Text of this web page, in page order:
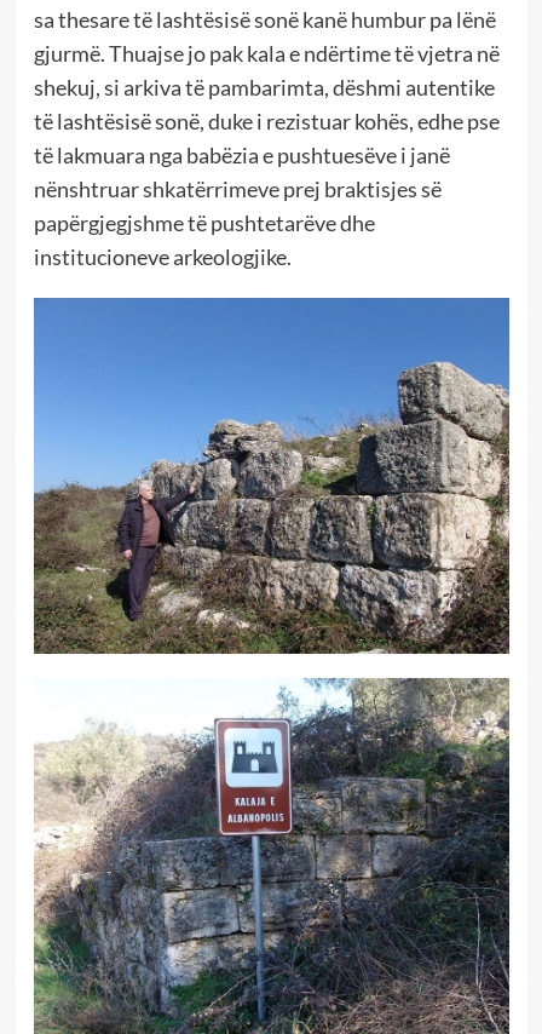
sa thesare të lashtësisë sonë kanë humbur pa lënë
gjurmë. Thuajse jo pak kala e ndërtime të vjetra në
shekuj, si arkiva të pambarimta, dëshmi autentike
të lashtësisë sonë, duke i rezistuar kohës, edhe pse
të lakmuara nga babëzia e pushtuesëve i janë
nënshtruar shkatërrimeve prej braktisjes së
papërgjegjshme të pushtetarëve dhe
institucioneve arkeologjike.